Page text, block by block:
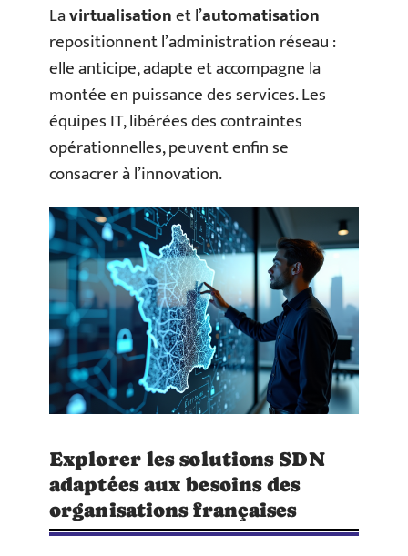
Lavirtualisationet l’automatisation
repositionnent l’administration réseau :
elle anticipe, adapte et accompagne la
montée en puissance des services. Les
équipes IT, libérées des contraintes
opérationnelles, peuvent enfin se
consacrer à l’innovation.
Explorer les solutions SDN
adaptées aux besoins des
organisations françaises